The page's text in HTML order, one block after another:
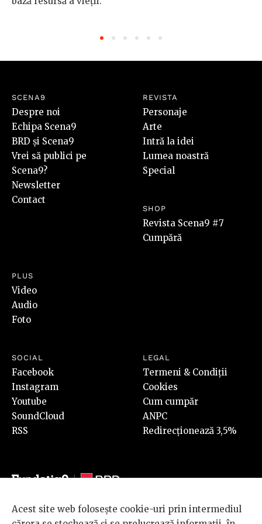
SCENA9
Despre noi
Echipa Scena9
BRD și Scena9
Vrei să publici pe
Scena9?
Newsletter
Contact
REVISTA
Personaje
Arte
Intră la idei
Lumea noastră
Special
SHOP
Revista Scena9 #7
Cumpără
PLUS
Video
Audio
Foto
SOCIAL
Facebook
Instagram
Youtube
SoundCloud
RSS
LEGAL
Termeni & Condiții
Cookies
Cum cumpăr
ANPC
Redirecționează 3,5%
© 2026 BRD Groupe Société Générale, toate drepturile rezervate.
Acest site web folosește cookie-uri prin intermediul